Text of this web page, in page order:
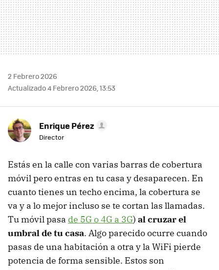
2 Febrero 2026
Actualizado 4 Febrero 2026, 13:53
Enrique Pérez
Director
Estás en la calle con varias barras de cobertura
móvil pero entras en tu casa y desaparecen. En
cuanto tienes un techo encima, la cobertura se
va y a lo mejor incluso se te cortan las llamadas.
Tu móvil pasa de 5G o 4G a 3G) al cruzar el
umbral de tu casa. Algo parecido ocurre cuando
pasas de una habitación a otra y la WiFi pierde
potencia de forma sensible. Estos son